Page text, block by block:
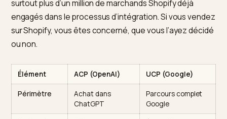
par OpenAI avec Stripe, établit un pont entre les
systèmes de paiement, les catalogues produits et les
agents IA. Comme l’explique une fiche technique
et déclenche un paiement. Comme le détaille un
pour marchands,l’achat instantané dans ChatGPT
déployé très vite: plus de 700 millions d’utilisateurs
hebdomadaires sur ChatGPT, la fonctionnalité